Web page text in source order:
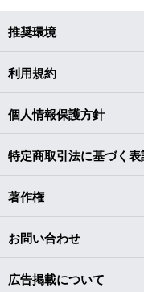
推奨環境
利用規約
個人情報保護方針
特定商取引法に基づく表
著作権
お問い合わせ
広告掲載について